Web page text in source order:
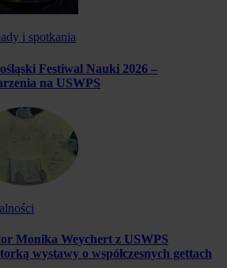
i spotkania
Festiwal Nauki 2026 –
na USWPS
Monika Weychert z USWPS
wystawy o współczesnych gettach